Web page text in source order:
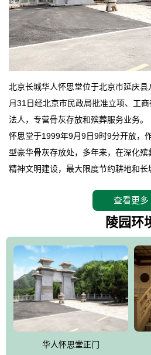
北京长城华人怀思堂位于北京市延庆
月31日经北京市民政局批准立项、工
法人，专营骨灰存放和殡葬服务业务。
怀思堂于1999年9月9日9时9分开放，
型豪华骨灰存放处，多年来，在深化
精神文明建设，最大限度节约耕地和
怀思堂辖区面积15万平方米，整体建
筑有：怀思堂豪华墓室、礼祭大厅、随
仲、无字碑、香灯等。典型的仿秦、
顶，朱砂红的门、窗、柱、墙，汉白
铺成的路面和台阶，洒落其间的花卉
气势宏伟、古朴端庄、别具一格。怀
术描绘的抽象派创意绘画，大环境中
境的绘画中的河流、山川、彩云、明
伴，与祖宗同眠，他（她）们的思想与
查看更多
陵园环
华人怀思堂正门